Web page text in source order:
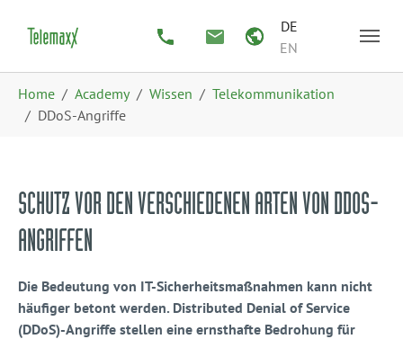
DE
EN
Home Academy Wissen
Telekommunikation
DDoS-Angriffe
SCHUTZ VOR DEN VERSCHIEDENEN ARTEN VON DDOS-
ANGRIFFEN
Die Bedeutung von IT-Sicherheitsmaßnahmen kann nicht
häufiger betont werden. Distributed Denial of Service
(DDoS)-Angriffe stellen eine ernsthafte Bedrohung für